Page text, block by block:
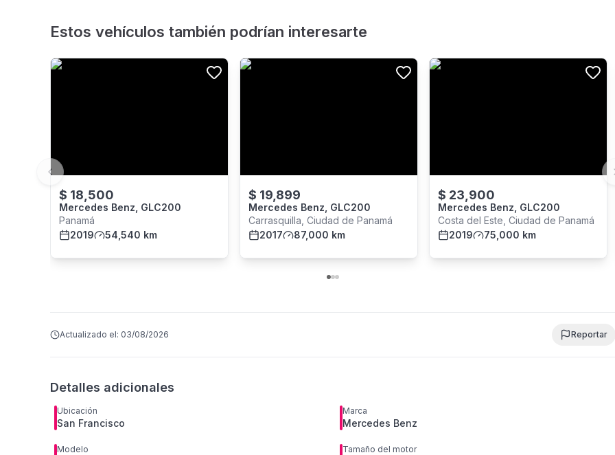
Estos vehículos también podrían interesarte
$ 18,500
Mercedes Benz, GLC200
Panamá
2019
54,540 km
$ 19,899
Mercedes Benz, GLC200
Carrasquilla, Ciudad de Panamá
2017
87,000 km
$ 23,900
Mercedes Benz, GLC200
Costa del Este, Ciudad de Panamá
2019
75,000 km
Previous slide
Actualizado el: 03/08/2026 Reportar
Detalles adicionales
Ubicación
San Francisco
Marca
Mercedes Benz
Modelo Tamaño del motor